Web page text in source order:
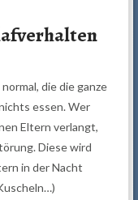
die die ganze
essen. Wer
Eltern verlangt,
Diese wird
in der Nacht